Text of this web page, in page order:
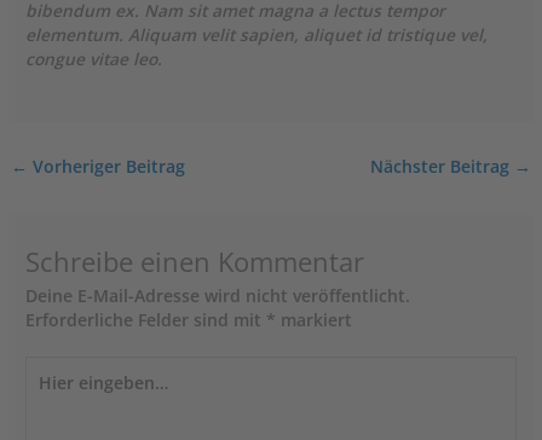
bibendum ex. Nam sit amet magna a lectus tempor
elementum. Aliquam velit sapien, aliquet id tristique vel,
congue vitae leo.
← Vorheriger Beitrag Nächster Beitrag →
Schreibe einen Kommentar
Deine E-Mail-Adresse wird nicht veröffentlicht.
Erforderliche Felder sind mit * markiert
eingeben…